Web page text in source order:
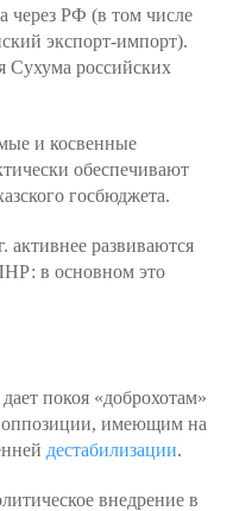
через РФ (в том числе
экспорт-импорт).
Сухума российских
и косвенные
обеспечивают
госбюджета.
активнее развиваются
в основном это
покоя «доброхотам»
оппозиции, имеющим на
дестабилизации.
внедрение в